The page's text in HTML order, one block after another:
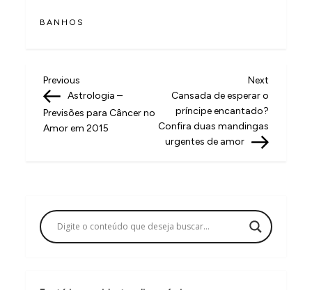
BANHOS
N
a
v
ç
ã
Previous
Post
Previous
Astrologia –
Previsões para Câncer no
Amor em 2015
Next
Post
Next
Cansada de esperar o
príncipe encantado?
Confira duas mandingas
urgentes de amor